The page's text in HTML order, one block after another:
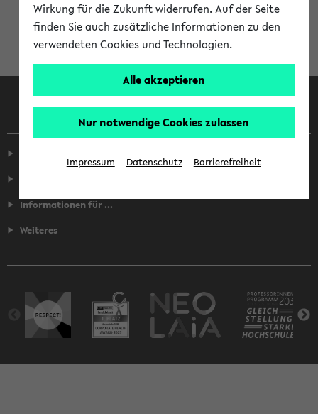
Informationen für ...
Weiteres
Wirkung für die Zukunft widerrufen. Auf der Seite
finden Sie auch zusätzliche Informationen zu den
verwendeten Cookies und Technologien.
Alle akzeptieren
Nur notwendige Cookies zulassen
Impressum Datenschutz Barrierefreiheit